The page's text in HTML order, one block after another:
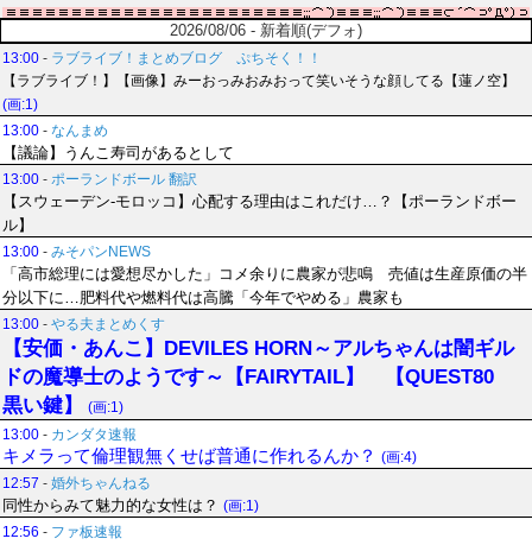
2026/08/06 - 新着順(デフォ)
13:00 - ラブライブ！まとめブログ ぷちそく！！
【ラブライブ！】【画像】みーおっみおみおって笑いそうな顔してる【蓮ノ空】
(画:1)
13:00 - なんまめ
【議論】うんこ寿司があるとして
13:00 - ポーランドボール 翻訳
【スウェーデン-モロッコ】心配する理由はこれだけ…？【ポーランドボー
ル】
13:00 - みそパンNEWS
「高市総理には愛想尽かした」コメ余りに農家が悲鳴 売値は生産原価の半
分以下に…肥料代や燃料代は高騰「今年でやめる」農家も
13:00 - やる夫まとめくす
【安価・あんこ】DEVILES HORN～アルちゃんは闇ギル
ドの魔導士のようです～【FAIRYTAIL】 【QUEST80
黒い鍵】
(画:1)
13:00 - カンダタ速報
キメラって倫理観無くせば普通に作れるんか？ (画:4)
12:57 - 婚外ちゃんねる
同性からみて魅力的な女性は？ (画:1)
12:56 - ファ板速報